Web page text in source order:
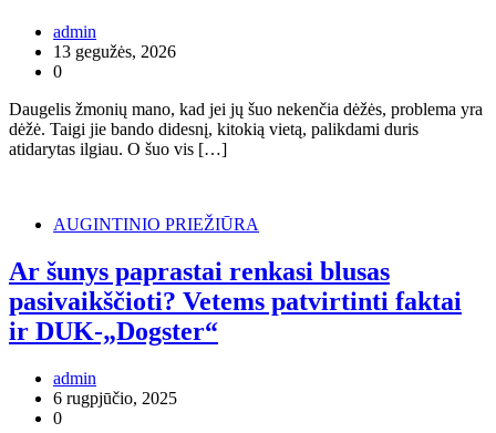
admin
13 gegužės, 2026
0
Daugelis žmonių mano, kad jei jų šuo nekenčia dėžės, problema yra
dėžė. Taigi jie bando didesnį, kitokią vietą, palikdami duris
atidarytas ilgiau. O šuo vis […]
AUGINTINIO PRIEŽIŪRA
Ar šunys paprastai renkasi blusas
pasivaikščioti? Vetems patvirtinti faktai
ir DUK-„Dogster“
admin
6 rugpjūčio, 2025
0